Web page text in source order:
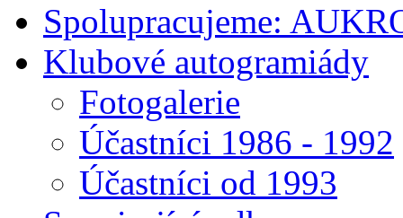
Spolupracujeme:
Klubové autogramiády
Fotogalerie
Účastníci 1986 - 1992
Účastníci od 1993